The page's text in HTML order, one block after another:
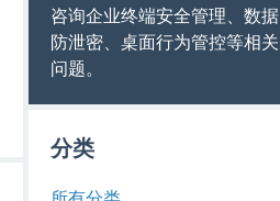
咨询企业终端安全管理、数据
防泄密、桌面行为管控等相关
问题。
分类